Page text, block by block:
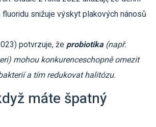
snižuje výskyt plakových nánosů
potvrzuje, žeprobiotika(např.
mohou konkurenceschopně omezit
a tím redukovat halitózu.
máte špatný